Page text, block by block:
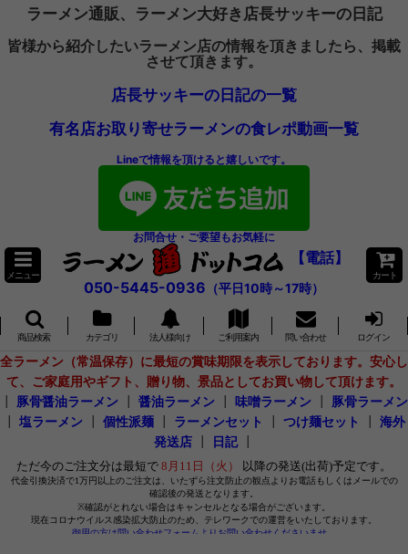
ラーメン通販、ラーメン大好き店長サッキーの日記
皆様から紹介したいラーメン店の情報を頂きましたら、掲載
させて頂きます。
店長サッキーの日記の一覧
有名店お取り寄せラーメンの食レポ動画一覧
Lineで情報を頂けると嬉しいです。
お問合せ・ご要望もお気軽に
メニュー
【電話】
050-5445-0936 （平日10時～17時）
カート
商品検索 カテゴリ 法人様向け ご利用案内 問い合わせ ログイン
全ラーメン（常温保存）に最短の賞味期限を表示しております。安心し
て、ご家庭用やギフト、贈り物、景品としてお買い物して頂けます。
豚骨醤油ラーメン 醤油ラーメン 味噌ラーメン
豚骨ラーメン
塩ラーメン 個性派麺 ラーメンセット つけ麺セット
海外
発送店
日記┃